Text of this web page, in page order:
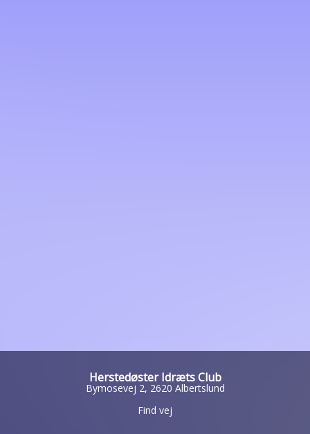
Herstedøster Idræts Club
Bymosevej 2, 2620 Albertslund
Find vej